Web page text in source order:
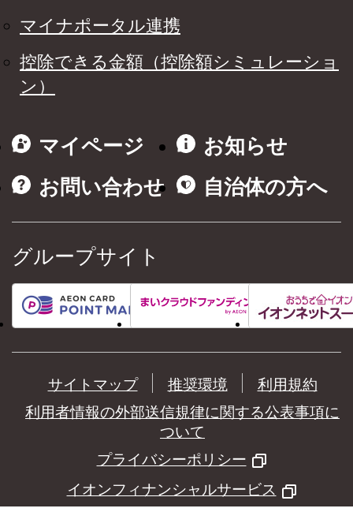
マイナポータル連携
控除できる金額（控除額シミュレーショ
ン）
マイページ
お知らせ
お問い合わせ
自治体の方へ
グループサイト
サイトマップ 推奨環境
利用規約
利用者情報の外部送信規律に関する公表事項に
ついて
プライバシーポリシー
イオンフィナンシャルサービス